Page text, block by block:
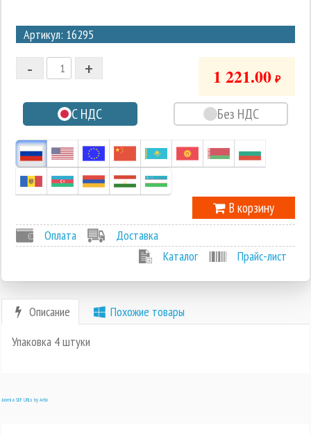
Артикул: 16295
2
1
-1
+
- 1 221.00 ₽
С НДС Без НДС
В корзину
Оплата
Доставка
Каталог
Прайс-лист
Описание
Похожие товары
Упаковка 4 штуки
Joomla SEF URLs by Artio